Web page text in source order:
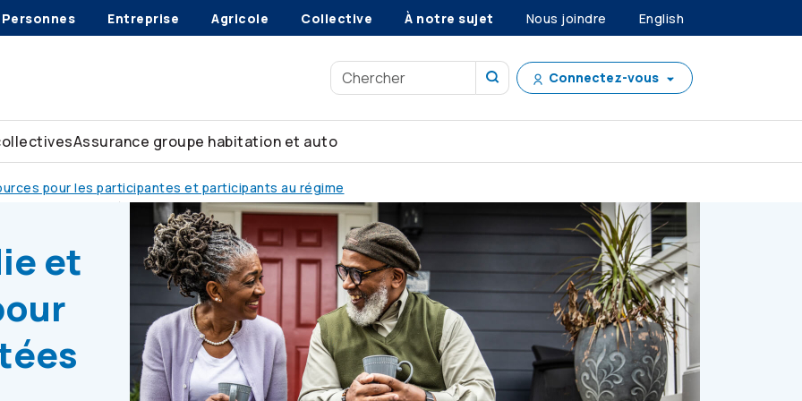
Personnes Entreprise Agricole Collective À notre sujet Nous joindre English
Connectez-vous
Assurance groupe habitation et auto
pour les participantes et participants au régime
personnes retraitées
et